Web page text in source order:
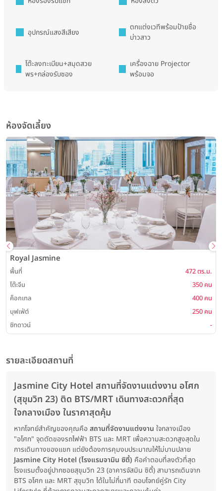
อุปกรณ์แสงสีเสียง
ตกแต่งเวทีพร้อมป้ายชื่อ
บ่าวสาว
โต๊ะลงทะเบียน+สมุดสวย
พร+กล่องรับซอง
เครื่องฉาย Projector
พร้อมจอ
ห้องจัดเลี้ยง
Royal Jasmine
พื้นที่
472 ตร.ม.
โต๊ะจีน
350 คน
ค็อกเทล
400 คน
บุฟเฟ่ต์
250 คน
ซิทดาวน์
-
รายละเอียดสถานที่
Jasmine City Hotel สถานที่จัดงานแต่งงาน อโศก
(สุขุมวิท 23) ติด BTS/MRT เดินทางสะดวกที่สุด
ใจกลางเมือง ในราคาสุดคุ้ม
หากโจทย์สำคัญของคุณคือ สถานที่จัดงานแต่งงาน ใจกลางเมือง
"อโศก" จุดตัดของรถไฟฟ้า BTS และ MRT เพื่อความสะดวกสูงสุดใน
การเดินทางของแขก แต่ยังต้องการคุมงบประมาณให้ไม่บานปลาย
Jasmine City Hotel (โรงแรมจามิน ซิตี้) คือคำตอบที่ลงตัวที่สุด
โรงแรมตั้งอยู่ปากซอยสุขุมวิท 23 (อาคารจัสมิน ซิตี้) สามารถเดินจาก
BTS อโศก และ MRT สุขุมวิท ได้ในไม่กี่นาที ตอบโจทย์คู่รัก City